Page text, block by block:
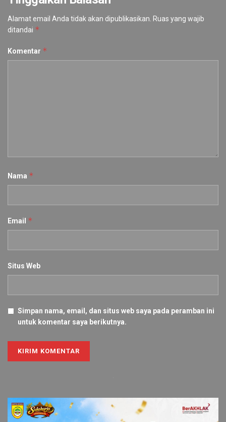
Alamat email Anda tidak akan dipublikasikan. Ruas yang wajib
ditandai *
Komentar *
Nama *
Email *
Situs Web
Simpan nama, email, dan situs web saya pada peramban ini
untuk komentar saya berikutnya.